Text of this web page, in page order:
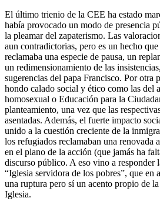
El último trienio de la CEE ha estado
había provocado un modo de presencia
la pleamar del zapaterismo. Las
aun contradictorias, pero es un hecho
reclamaba una especie de pausa, un
un redimensionamiento de las
sugerencias del papa Francisco. Por otra
hondo calado social y ético como las del
homosexual o Educación para la
planteamiento, una vez que las
asentadas. Además, el fuerte impacto
unido a la cuestión creciente de la
los refugiados reclamaban una renovada
en el plano de la acción (que jamás ha
discurso público. A eso vino a responder
“Iglesia servidora de los pobres”, que en
una ruptura pero sí un acento propio de
Iglesia.